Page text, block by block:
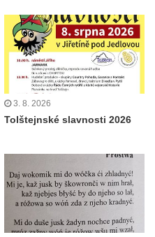
3. 8. 2026
Tolštejnské slavnosti 2026